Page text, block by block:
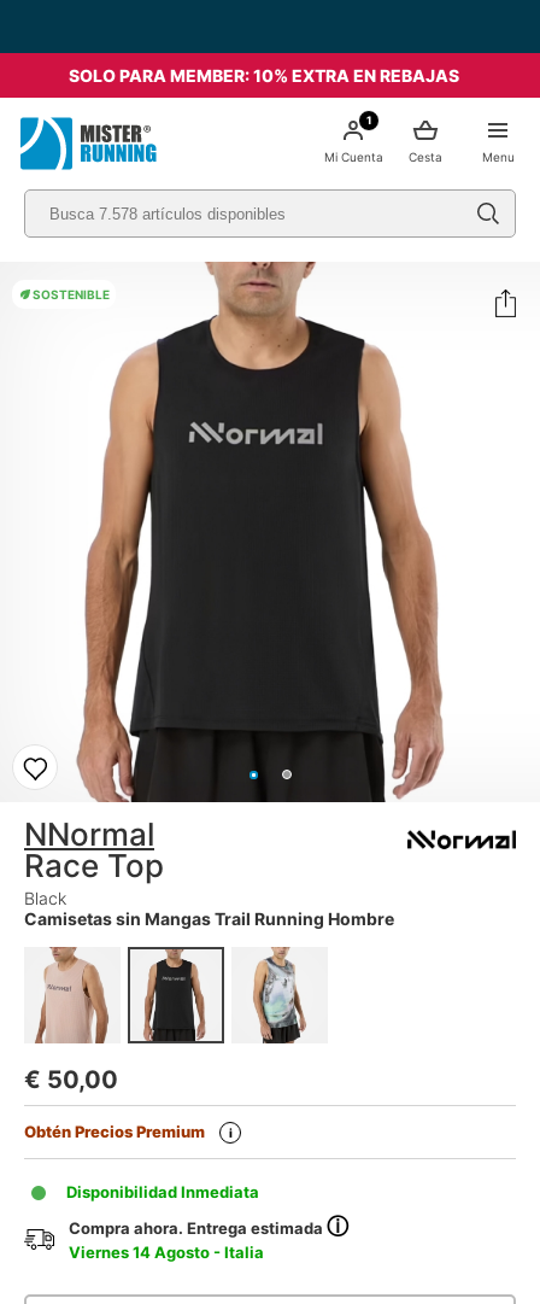
SOLO PARA MEMBER: 10% EXTRA EN REBAJAS
Menu
Cesta
1
Mi Cuenta
SOSTENIBLE
NNormal
Race Top
Black
Camisetas sin Mangas Trail Running Hombre
€ 50,00
Obtén Precios Premium i
Disponibilidad Inmediata
Compra ahora. Entrega estimadaⓘ
Viernes 14 Agosto - Italia